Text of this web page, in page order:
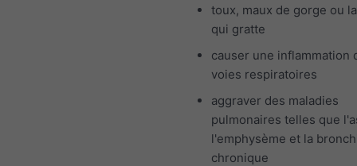
toux, maux de gorge ou
qui gratte
causer une inflammation
voies respiratoires
aggraver des maladies
pulmonaires telles que
l'emphysème et la
chronique